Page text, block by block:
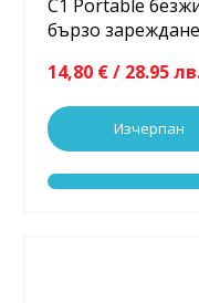
C1 Portable
бързо
14,80 € / 28.95
Изчерпан